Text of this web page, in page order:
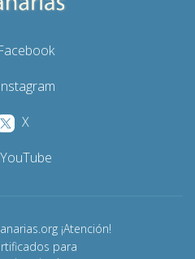
X
YouTube
¡Atención!
para